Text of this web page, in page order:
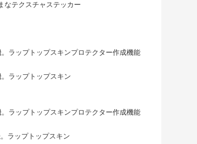
なテクスチャステッカー